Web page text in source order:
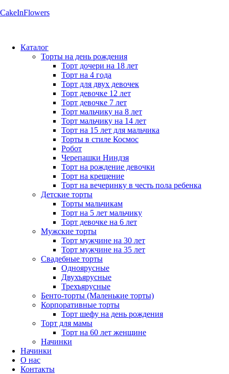
CakeInFlowers
Каталог
Торты на день рождения
Торт дочери на 18 лет
Торт на 4 года
Торт для двух девочек
Торт девочке 12 лет
Торт девочке 7 лет
Торт мальчику на 8 лет
Торт мальчику на 14 лет
Торт на 15 лет для мальчика
Торты в стиле Космос
Робот
Черепашки Ниндзя
Торт на рождение девочки
Торт на крещение
Торт на вечеринку в честь пола ребенка
Детские торты
Торты мальчикам
Торт на 5 лет мальчику
Торт девочке на 6 лет
Мужские торты
Торт мужчине на 30 лет
Торт мужчине на 35 лет
Свадебные торты
Одноярусные
Двухъярусные
Трехъярусные
Бенто-торты (Маленькие торты)
Корпоративные торты
Торт шефу на день рождения
Торт для мамы
Торт на 60 лет женщине
Начинки
Начинки
О нас
Контакты